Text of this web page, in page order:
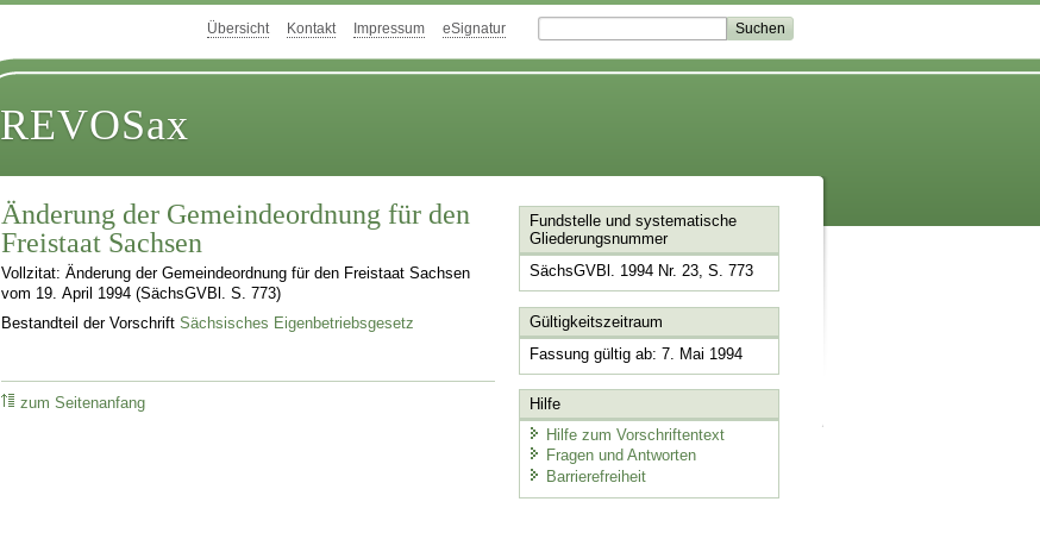
Übersicht Kontakt Impressum eSignatur
REVOSax
Änderung der Gemeindeordnung für den
Freistaat Sachsen
Vollzitat: Änderung der Gemeindeordnung für den Freistaat Sachsen
vom 19. April 1994 (SächsGVBl. S. 773)
Bestandteil der VorschriftSächsisches Eigenbetriebsgesetz
zum Seitenanfang
Fundstelle und systematische
Gliederungsnummer
SächsGVBl. 1994 Nr. 23, S. 773
Gültigkeitszeitraum
Fassung gültig ab: 7. Mai 1994
Hilfe
Hilfe zum Vorschriftentext
Fragen und Antworten
Barrierefreiheit